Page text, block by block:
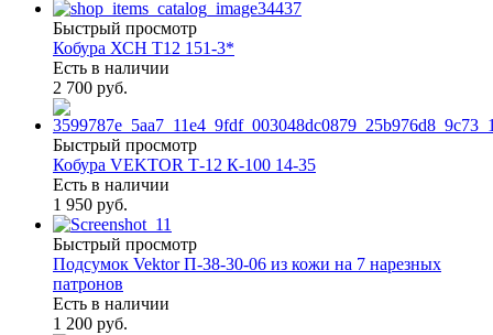
Быстрый просмотр
Кобура ХСН Т12 151-3*
Есть в наличии
2 700 руб.
Быстрый просмотр
Кобура VEKTOR Т-12 К-100 14-35
Есть в наличии
1 950 руб.
Быстрый просмотр
Подсумок Vektor П-38-30-06 из кожи на 7 нарезных
патронов
Есть в наличии
1 200 руб.